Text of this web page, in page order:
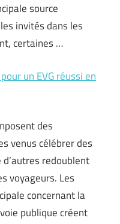
source
invités dans les
certaines …
un EVG réussi en
des
venus célébrer des
redoublent
voyageurs. Les
concernant la
publique créent